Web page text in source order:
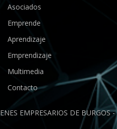
Asociados
Emprende
Aprendizaje
Emprendizaje
Multimedia
Contacto
EMPRESARIOS DE BURGOS -